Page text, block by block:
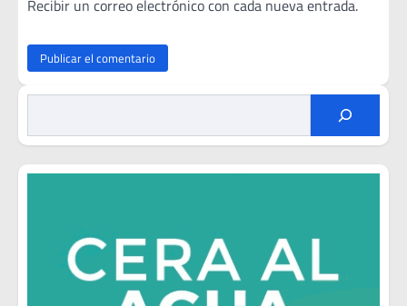
Recibir un correo electrónico con cada nueva entrada.